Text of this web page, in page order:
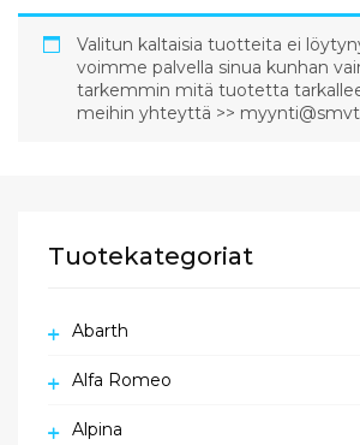
Valitun kaltaisia tuotteita ei
voimme palvella sinua kunhan
tarkemmin mitä tuotetta
meihin yhteyttä >>
Tuotekategoriat
Abarth
Alfa Romeo
Alpina